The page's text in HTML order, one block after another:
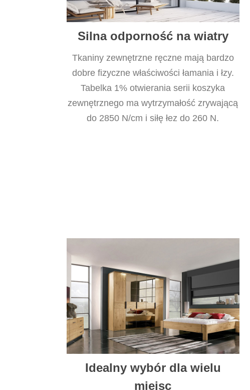
Silna odporność na wiatry
Tkaniny zewnętrzne ręczne mają bardzo
dobre fizyczne właściwości łamania i łzy.
Tabelka 1% otwierania serii koszyka
zewnętrznego ma wytrzymałość zrywającą
do 2850 N/cm i siłę łez do 260 N.
Idealny wybór dla wielu
miejsc